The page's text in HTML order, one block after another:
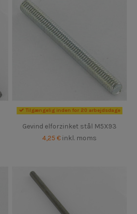
Tilgængelig inden for 20 arbejdsdage
Gevind elforzinket stål M5X93
4,25 € inkl. moms